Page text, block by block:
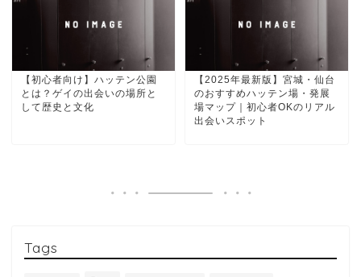
【初心者向け】ハッテン公園
とは？ゲイの出会いの場所と
して歴史と文化
【2025年最新版】宮城・仙台
のおすすめハッテン場・発展
場マップ｜初心者OKのリアル
出会いスポット
Tags